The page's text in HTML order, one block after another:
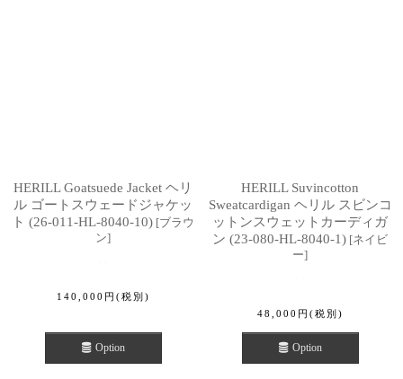
HERILL Goatsuede Jacket ヘリ
ル ゴートスウェードジャケッ
ト (26-011-HL-8040-10) [ブラウ
ン]
140,000 円 (税別)
Option
HERILL Suvincotton
Sweatcardigan ヘリル スビンコ
ットンスウェットカーディガ
ン (23-080-HL-8040-1) [ネイビ
ー]
48,000 円 (税別)
Option